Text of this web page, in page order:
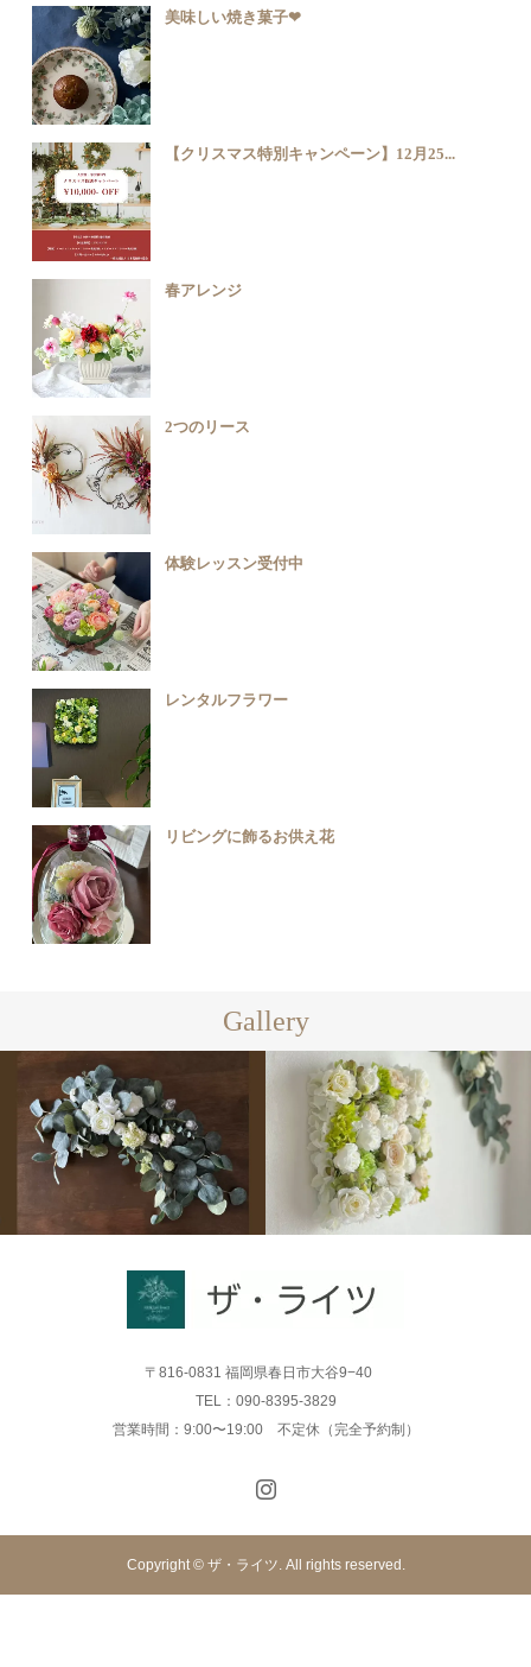
美味しい焼き菓子❤︎
【クリスマス特別キャンペーン】12月25...
春アレンジ
2つのリース
体験レッスン受付中
レンタルフラワー
リビングに飾るお供え花
Gallery
〒816-0831 福岡県春日市大谷9−40
TEL：090-8395-3829
営業時間：9:00〜19:00 不定休（完全予約制）
Copyright © ザ・ライツ. All rights reserved.